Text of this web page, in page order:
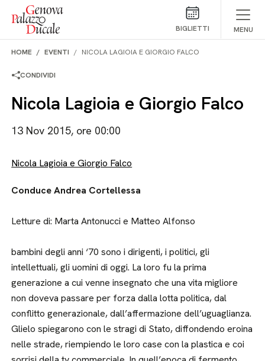
Salta al contenuto
BIGLIETTI MENU
HOME EVENTI NICOLA LAGIOIA E GIORGIO FALCO
CONDIVIDI
Nicola Lagioia e Giorgio Falco
13 Nov 2015, ore 00:00
Nicola Lagioia e Giorgio Falco
Conduce Andrea Cortellessa
Letture di: Marta Antonucci e Matteo Alfonso
bambini degli anni ‘70 sono i dirigenti, i politici, gli
intellettuali, gli uomini di oggi. La loro fu la prima
generazione a cui venne insegnato che una vita migliore
non doveva passare per forza dalla lotta politica, dal
conflitto generazionale, dall’affermazione dell’uguaglianza.
Glielo spiegarono con le stragi di Stato, diffondendo eroina
nelle strade, riempiendo le loro case con la plastica e coi